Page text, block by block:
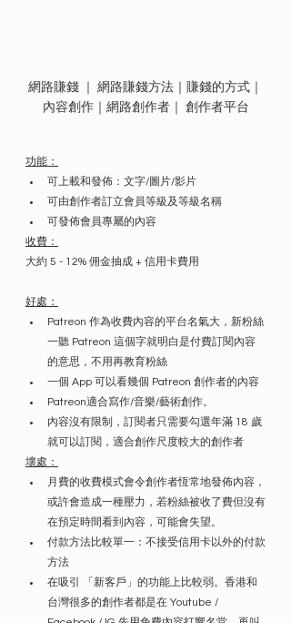
網路賺錢 ｜ 網路賺錢方法｜賺錢的方式｜
內容創作｜網路創作者｜ 創作者平台
功能：
可上載和發佈：文字/圖片/影片
可由創作者訂立會員等級及等級名稱
可發佈會員專屬的內容
收費：
大約 5 - 12% 佣金抽成 + 信用卡費用
好處：
Patreon 作為收費內容的平台名氣大，新粉絲
一聽 Patreon 這個字就明白是付費訂閱內容
的意思，不用再教育粉絲
一個 App 可以看幾個 Patreon 創作者的內容
Patreon適合寫作/音樂/藝術創作。
內容沒有限制，訂閱者只需要勾選年滿 18 歲
就可以訂閱，適合創作尺度較大的創作者
壞處：
月費的收費模式會令創作者恆常地發佈內容，
或許會造成一種壓力，若粉絲被收了費但沒有
在預定時間看到內容，可能會失望。
付款方法比較單一：不接受信用卡以外的付款
方法
在吸引 「新客戶」的功能上比較弱。香港和
台灣很多的創作者都是在 Youtube /